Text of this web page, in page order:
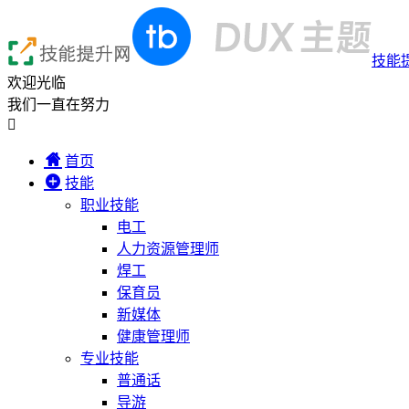
技能
欢迎光临
我们一直在努力

首页
技能
职业技能
电工
人力资源管理师
焊工
保育员
新媒体
健康管理师
专业技能
普通话
导游